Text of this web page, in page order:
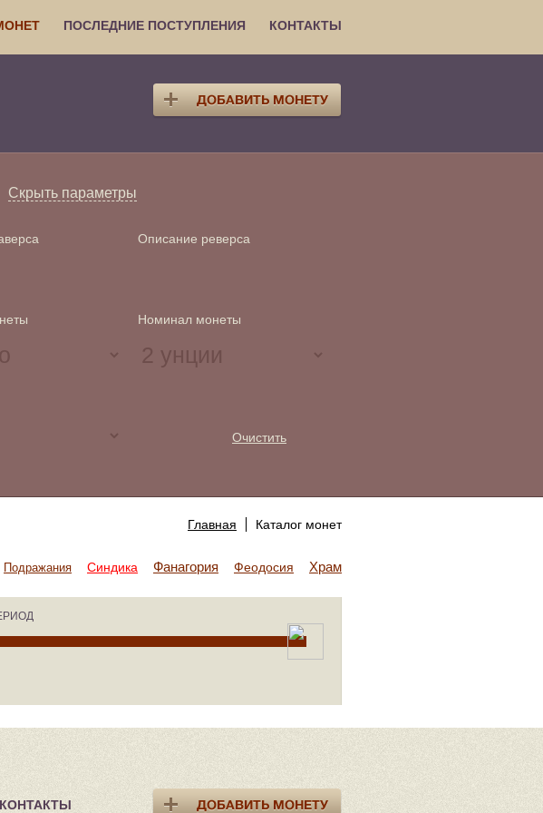
ПОСЛЕДНИЕ ПОСТУПЛЕНИЯ КОНТАКТЫ
Скрыть параметры
Описание реверса
Номинал монеты
Очистить
Главная Каталог монет
Подражания Синдика Фанагория Феодосия Храм Аполлона
КОНТАКТЫ